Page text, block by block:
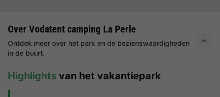
Over Vodatent camping La Perle
Ontdek meer over het park en de bezienswaardigheden
in de buurt.
Highlights van het vakantiepark